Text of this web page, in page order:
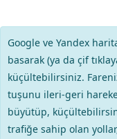
Google ve Yandex
basarak (ya da çif
küçültebilirsiniz.
tuşunu ileri-geri
büyütüp,
trafiğe sahip olan